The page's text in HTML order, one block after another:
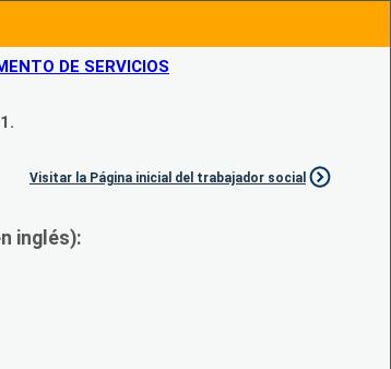
DE SERVICIOS
Visitar la Página inicial del trabajador social
inglés):